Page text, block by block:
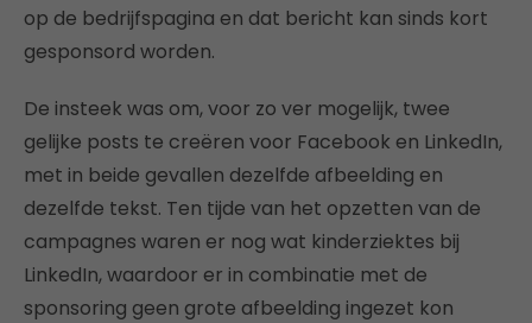
op de bedrijfspagina en dat bericht kan sinds kort
gesponsord worden.
De insteek was om, voor zo ver mogelijk, twee
gelijke posts te creëren voor Facebook en LinkedIn,
met in beide gevallen dezelfde afbeelding en
dezelfde tekst. Ten tijde van het opzetten van de
campagnes waren er nog wat kinderziektes bij
LinkedIn, waardoor er in combinatie met de
sponsoring geen grote afbeelding ingezet kon